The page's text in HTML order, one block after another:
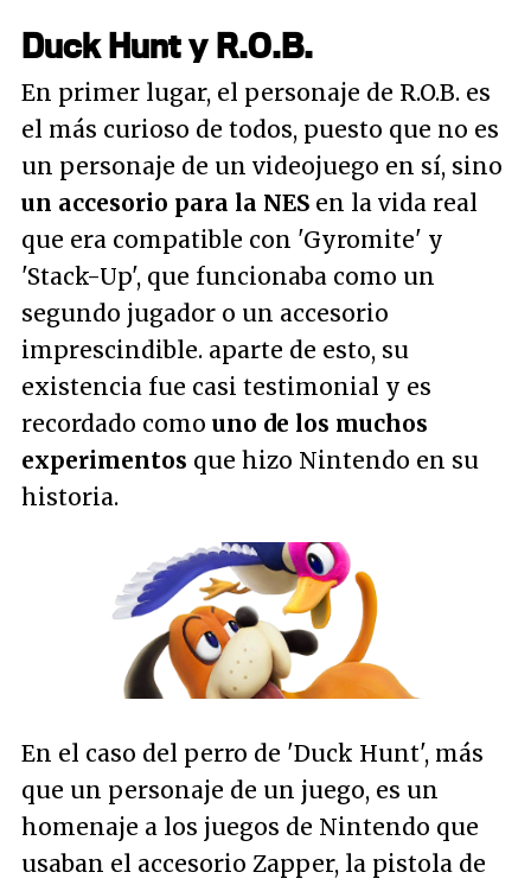
Duck Hunt y R.O.B.
En primer lugar, el personaje de R.O.B. es
el más curioso de todos, puesto que no es
un personaje de un videojuego en sí, sino
un accesorio para la NES en la vida real
que era compatible con 'Gyromite' y
'Stack-Up', que funcionaba como un
segundo jugador o un accesorio
imprescindible. aparte de esto, su
existencia fue casi testimonial y es
recordado como uno de los muchos
experimentos que hizo Nintendo en su
historia.
En el caso del perro de 'Duck Hunt', más
que un personaje de un juego, es un
homenaje a los juegos de Nintendo que
usaban el accesorio Zapper, la pistola de